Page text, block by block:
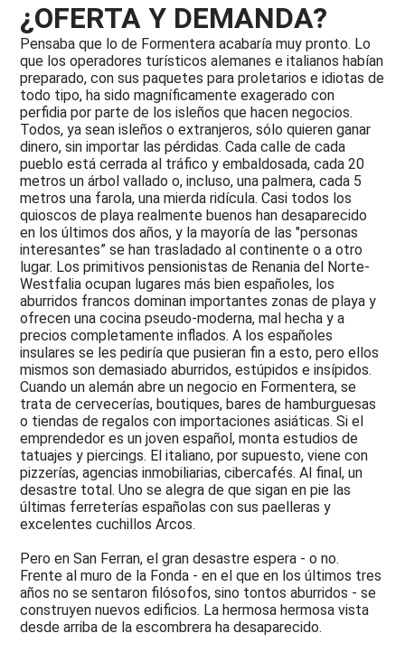
¿OFERTA Y DEMANDA?
Pensaba que lo de Formentera acabaría muy pronto. Lo
que los operadores turísticos alemanes e italianos habían
preparado, con sus paquetes para proletarios e idiotas de
todo tipo, ha sido magníficamente exagerado con
perfidia por parte de los isleños que hacen negocios.
Todos, ya sean isleños o extranjeros, sólo quieren ganar
dinero, sin importar las pérdidas. Cada calle de cada
pueblo está cerrada al tráfico y embaldosada, cada 20
metros un árbol vallado o, incluso, una palmera, cada 5
metros una farola, una mierda ridícula. Casi todos los
quioscos de playa realmente buenos han desaparecido
en los últimos dos años, y la mayoría de las "personas
interesantes” se han trasladado al continente o a otro
lugar. Los primitivos pensionistas de Renania del Norte-
Westfalia ocupan lugares más bien españoles, los
aburridos francos dominan importantes zonas de playa y
ofrecen una cocina pseudo-moderna, mal hecha y a
precios completamente inflados. A los españoles
insulares se les pediría que pusieran fin a esto, pero ellos
mismos son demasiado aburridos, estúpidos e insípidos.
Cuando un alemán abre un negocio en Formentera, se
trata de cervecerías, boutiques, bares de hamburguesas
o tiendas de regalos con importaciones asiáticas. Si el
emprendedor es un joven español, monta estudios de
tatuajes y piercings. El italiano, por supuesto, viene con
pizzerías, agencias inmobiliarias, cibercafés. Al final, un
desastre total. Uno se alegra de que sigan en pie las
últimas ferreterías españolas con sus paelleras y
excelentes cuchillos Arcos.
Pero en San Ferran, el gran desastre espera - o no.
Frente al muro de la Fonda - en el que en los últimos tres
años no se sentaron filósofos, sino tontos aburridos - se
construyen nuevos edificios. La hermosa hermosa vista
desde arriba de la escombrera ha desaparecido.